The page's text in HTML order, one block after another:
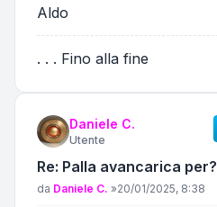
Aldo
. . . Fino alla fine
Daniele C.
Utente
Re: Palla avancarica per?
Messaggio
da Daniele C. »20/01/2025, 8:38